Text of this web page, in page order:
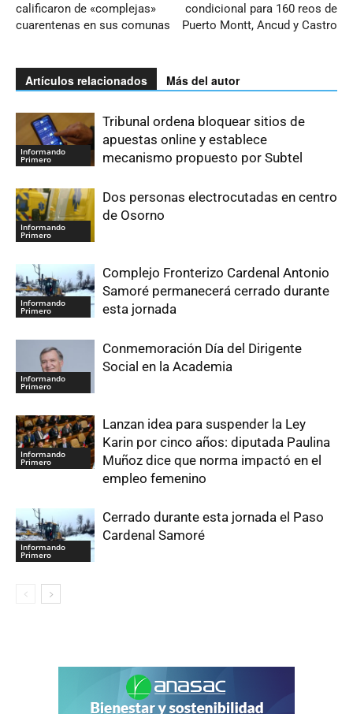
calificaron de «complejas»
cuarentenas en sus comunas
condicional para 160 reos de
Puerto Montt, Ancud y Castro
Artículos relacionados Más del autor
Informando
Primero
Tribunal ordena bloquear sitios de
apuestas online y establece
mecanismo propuesto por Subtel
Informando
Primero
Dos personas electrocutadas en centro
de Osorno
Informando
Primero
Complejo Fronterizo Cardenal Antonio
Samoré permanecerá cerrado durante
esta jornada
Informando
Primero
Conmemoración Día del Dirigente
Social en la Academia
Informando
Primero
Lanzan idea para suspender la Ley
Karin por cinco años: diputada Paulina
Muñoz dice que norma impactó en el
empleo femenino
Informando
Primero
Cerrado durante esta jornada el Paso
Cardenal Samoré